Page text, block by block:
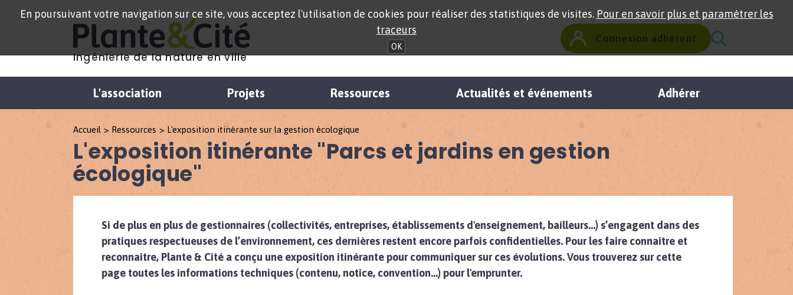
En poursuivant votre navigation sur ce site, vous acceptez l'utilisation de cookies pour réaliser des statistiques de visites. Pour en savoir plus et paramétrer les
traceurs
OK
Ingénierie de la nature en ville
Connexion adhérent
L'association Projets Ressources Actualités et événements Adhérer
Accueil Ressources L'exposition itinérante sur la gestion écologique
L'exposition itinérante "Parcs et jardins en gestion
écologique"
Si de plus en plus de gestionnaires (collectivités, entreprises, établissements d'enseignement, bailleurs…) s’engagent dans des
pratiques respectueuses de l’environnement, ces dernières restent encore parfois confidentielles. Pour les faire connaitre et
reconnaitre, Plante & Cité a conçu une exposition itinérante pour communiquer sur ces évolutions. Vous trouverez sur cette
page toutes les informations techniques (contenu, notice, convention...) pour l'emprunter.